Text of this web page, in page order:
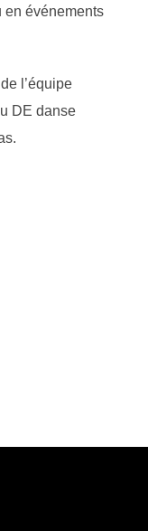
en événements
l’équipe
DE danse